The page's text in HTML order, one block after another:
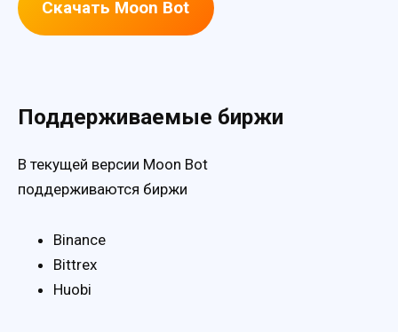
Скачать Moon Bot
Поддерживаемые биржи
В текущей версии Moon Bot
поддерживаются биржи
Binance
Bittrex
Huobi